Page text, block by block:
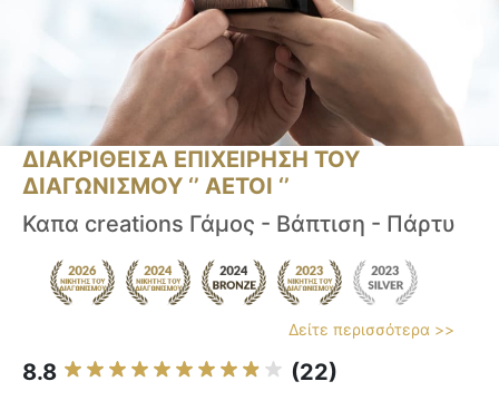
ΔΙΑΚΡΙΘΕΙΣΑ ΕΠΙΧΕΙΡΗΣΗ ΤΟΥ
ΔΙΑΓΩΝΙΣΜΟΥ ‘’ ΑΕΤΟΙ ‘’
Καπα creations Γάμος - Βάπτιση - Πάρτυ
Δείτε περισσότερα >>
8.8 (22)